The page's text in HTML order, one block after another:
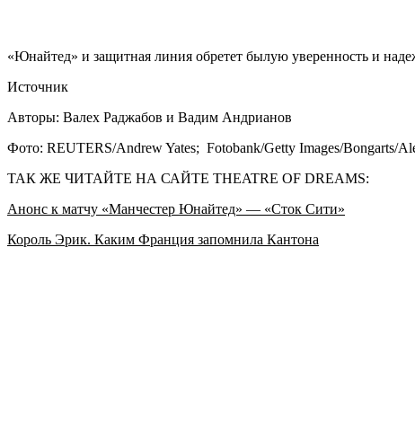
«Юнайтед» и защитная линия обретет былую уверенность и
Источник
Авторы: Валех Раджабов и Вадим Андрианов
Фото: REUTERS/Andrew Yates; Fotobank/Getty Images/Bongarts/
ТАК ЖЕ ЧИТАЙТЕ НА САЙТЕ THEATRE OF DREAMS:
Анонс к матчу «Манчестер Юнайтед» — «Сток Сити»
Король Эрик. Каким Франция запомнила Кантона